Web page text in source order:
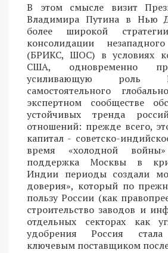
В этом смысле визит
Владимира Путина в Нью
более широкой
консолидации
(БРИКС, ШОС) в условиях
США, одновременно
усиливающую роль
самостоятельного
экспертном сообществе
устойчивых тренда
отношений: прежде всего,
капитал - советско-
время «холодной
поддержка Москвы в
Индии периоды создали
доверия», который по
пользу России (как
строительство заводов и
отдельных секторах как
удобрения Россия
ключевым поставщиком